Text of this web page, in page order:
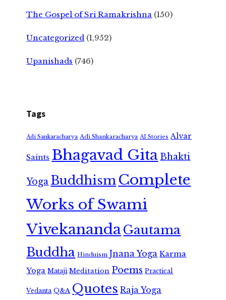
The Gospel of Sri Ramakrishna (150)
Uncategorized (1,952)
Upanishads (746)
Tags
Adi Sankaracharya Adi Shankaracharya AI Stories Alvar
Saints Bhagavad GitaBhakti
Yoga Buddhism Complete
Works of Swami
VivekanandaGautama
Buddha Hinduism Jnana Yoga Karma
Yoga Mataji Meditation Poems Practical
Vedanta Q&A Quotes Raja Yoga